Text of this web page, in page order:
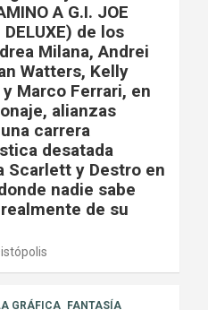
A G.I. JOE
DELUXE) de los
Milana, Andrei
Watters, Kelly
Marco Ferrari, en
alianzas
carrera
desatada
Scarlett y Destro en
nadie sabe
de su
GRÁFICA
FANTASÍA